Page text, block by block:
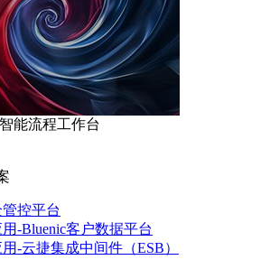
能流程工作台
控平台
-Bluenic客户数据平台
-云捷集成中间件（ESB）